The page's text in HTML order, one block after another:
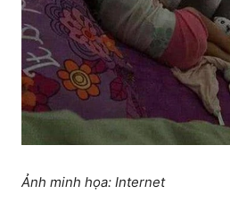
Ảnh minh họa: Internet